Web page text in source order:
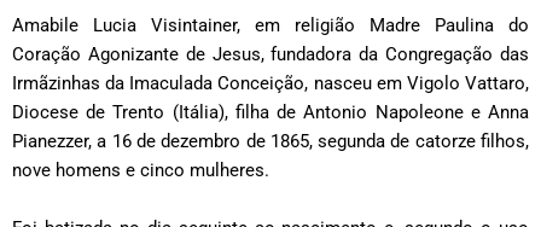
Amabile Lucia Visintainer, em religião Madre Paulina do
Coração Agonizante de Jesus, fundadora da Congregação das
Irmãzinhas da Imaculada Conceição, nasceu em Vigolo Vattaro,
Diocese de Trento (Itália), filha de Antonio Napoleone e Anna
Pianezzer, a 16 de dezembro de 1865, segunda de catorze filhos,
nove homens e cinco mulheres.